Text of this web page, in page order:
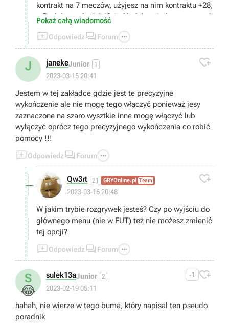
kontrakt na 7 meczów, użyjesz na nim kontraktu +28,
a finalnie wychodzi 49 (zakładając, że bonus wynosi
"LIG" oznacza ligę managera - ta ma wpływ na
premię do zgrania zawodników z tej samej ligi, w
której występuje manager. Ligę można zmienić,
korzystając z karty jednorazowej.
Pokaż całą wiadomość
Odpowiedz  Forum 
J janekeJunior 1
2023-03-15 20:41

Jestem w tej zakładce gdzie jest te precyzyjne
wykończenie ale nie mogę tego włączyć ponieważ jesy
zaznaczone na szaro wysztkie inne mogę włączyć lub
wyłączyć oprócz tego precyzyjnego wykończenia co robić
pomocy !!!
Odpowiedz  Forum 
Qw3rt 21 GRYOnline.pl Team
2023-03-16 20:48

W jakim trybie rozgrywek jesteś? Czy po wyjściu do
głównego menu (nie w FUT) też nie możesz zmienić
tej opcji?
Odpowiedz  Forum 
S
😂
sulek13aJunior 2
2023-02-19 05:11
-1 
hahah, nie wierze w tego buma, który napisal ten pseudo
poradnik